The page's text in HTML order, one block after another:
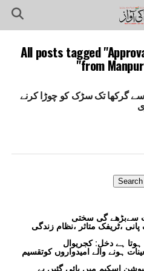
All posts tagged
from
گرکھا تک سڑک کو چوڑا کرنے
Search
،ٹریفک متاثر ،نظام زندگی
ہے دخل: کجریوال
ریکھا گپتا نے 187 نئے تعینات ہونے والے امیدواروں کوتقسیم
اسکیم میں پائی گئیں بے